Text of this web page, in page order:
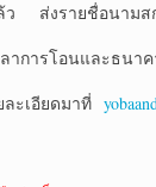
ว ส่งรายชื่อนามส
าการโอนและธนา
ะเอียดมาที่